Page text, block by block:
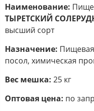
Наименование:
ТЫРЕТСКИЙ
высший сорт
Назначение:
посол, химическая
Вес мешка: 25 кг
Оптовая цена: по